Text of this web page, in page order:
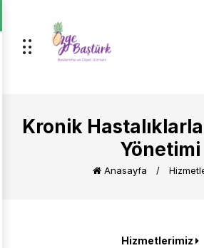
Kronik
Yönetimi
Anasayfa /
Hizmetlerimiz